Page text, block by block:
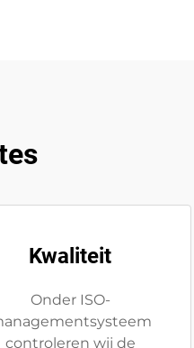
Kwaliteit
Onder ISO-
controleren wij de